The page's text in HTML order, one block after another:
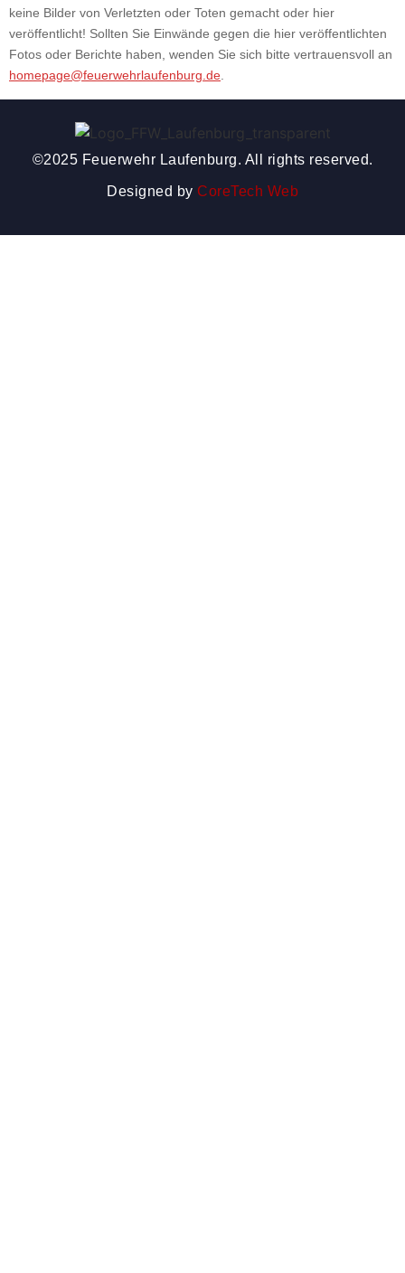
keine Bilder von Verletzten oder Toten gemacht oder hier
veröffentlicht! Sollten Sie Einwände gegen die hier veröffentlichten
Fotos oder Berichte haben, wenden Sie sich bitte vertrauensvoll an
homepage@feuerwehrlaufenburg.de.
©2025 Feuerwehr Laufenburg. All rights reserved.
Designed by CoreTech Web